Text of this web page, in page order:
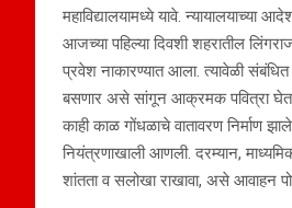
महाविद्यालयामध्ये यावे.
आजच्या पहिल्या दिवशी शहरातील
प्रवेश नाकारण्यात आला. त्यावेळी संबंधित
बसणार असे सांगून आक्रमक पवित्रा
काही काळ गोंधळाचे वातावरण निर्माण
नियंत्रणाखाली आणली. दरम्यान, माध्यमिक
शांतता व सलोखा राखावा, असे आवाहन